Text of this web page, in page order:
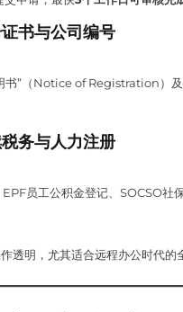
书与公司编号
书”（Notice of Registration）
务与人力注册
员工公积金登记、SOCSO社保
透明，尤其适合远程办公时代的